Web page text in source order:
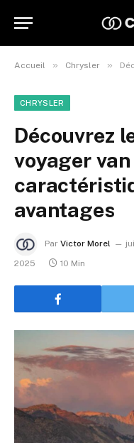
Accueil » Chrysler »
CHRYSLER
Découvrez
voyager van
avantages
Par Victor Morel
2025
10 Min